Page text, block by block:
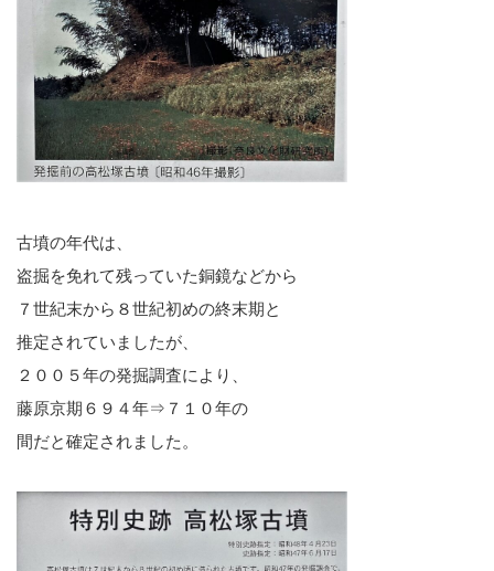
古墳の年代は、
盗掘を免れて残っていた銅鏡などから
７世紀末から８世紀初めの終末期と
推定されていましたが、
２００５年の発掘調査により、
藤原京期６９４年⇒７１０年の
間だと確定されました。